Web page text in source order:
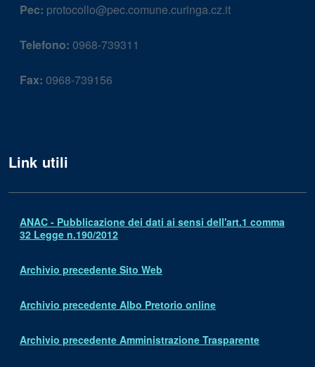
Pec: protocollo@pec.comune.curinga.cz.it
Telefono: 0968-739311
Fax: 0968-739156
Link utili
ANAC - Pubblicazione dei dati ai sensi dell'art.1 comma
32 Legge n.190/2012
Archivio precedente Sito Web
Archivio precedente Albo Pretorio online
Archivio precedente Amministrazione Trasparente